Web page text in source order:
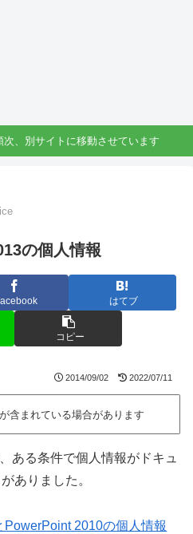
、別サイトに移動させています
の個人情報
はてブ
コピー
2014/09/02 2022/07/11
含まれている場合があります
ある条件で個人情報がドキュ
ありました。
PowerPoint 2010の個人情報